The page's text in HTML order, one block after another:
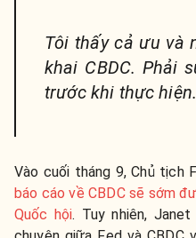
Tôi thấy cả ưu và
khai CBDC. Phải
trước khi thực hiện.
Vào cuối tháng 9, Chủ tịch
báo cáo về CBDC sẽ sớm
Quốc hội. Tuy nhiên,